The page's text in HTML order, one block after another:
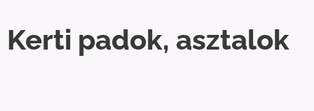
Kerti padok, asztalok